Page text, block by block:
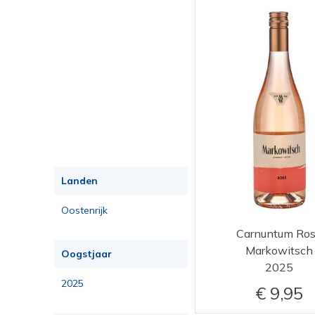
Landen
Oostenrijk
Oogstjaar
2025
Carnuntum
Markowitsch
2025
9,95